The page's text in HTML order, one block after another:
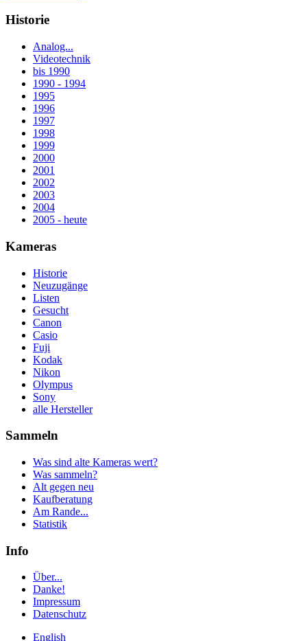
Historie
Analog...
Videotechnik
bis 1990
1990 - 1994
1995
1996
1997
1998
1999
2000
2001
2002
2003
2004
2005 - heute
Kameras
Historie
Neuzugänge
Listen
Gesucht
Canon
Casio
Fuji
Kodak
Nikon
Olympus
Sony
alle Hersteller
Sammeln
Was sind alte Kameras wert?
Was sammeln?
Alt gegen neu
Kaufberatung
Am Rande...
Statistik
Info
Über...
Danke!
Impressum
Datenschutz
English